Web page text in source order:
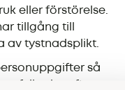
eller förstörelse.
tillgång till
av tystnadsplikt.
så
de syften